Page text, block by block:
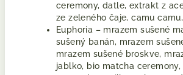
ceremony, datle, extrakt z
ze zeleného čaje, camu
Euphoria – mrazem sušené
sušený banán, mrazem
mrazem sušené broskve,
jablko, bio matcha